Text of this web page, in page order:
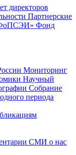
директоров
Партнерские
Фонд
Мониторинг
Научный
Собрание
периода
СМИ о нас